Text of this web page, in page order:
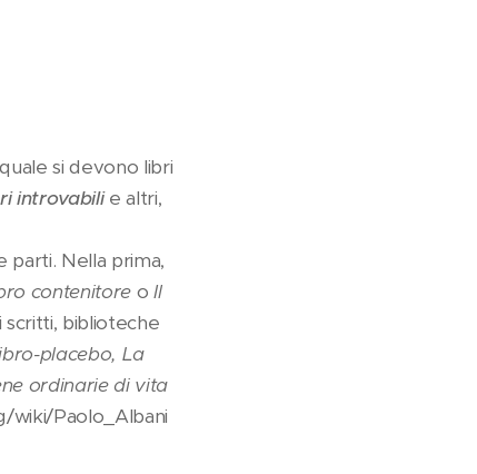
si devono libri
introvabilie altri,
parti. Nella prima,
contenitore o Il
scritti, biblioteche
placebo, La
ordinarie di vita
wiki/Paolo_Albani